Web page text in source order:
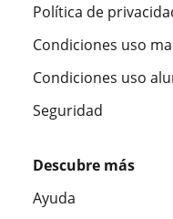
Política de
Condiciones uso
Condiciones uso
Seguridad
Descubre más
Ayuda